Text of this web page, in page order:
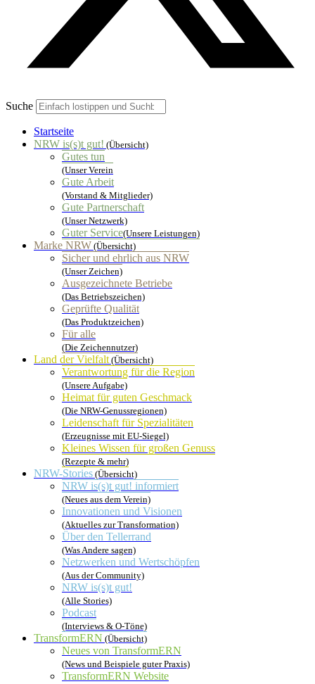
Suche
Startseite
NRW is(s)t gut! (Übersicht)
Gutes tun
(Unser Verein
Gute Arbeit
(Vorstand & Mitglieder)
Gute Partnerschaft
(Unser Netzwerk)
Guter Service(Unsere Leistungen)
Marke NRW (Übersicht)
Sicher und ehrlich aus NRW
(Unser Zeichen)
Ausgezeichnete Betriebe
(Das Betriebszeichen)
Geprüfte Qualität
(Das Produktzeichen)
Für alle
(Die Zeichennutzer)
Land der Vielfalt(Übersicht)
Verantwortung für die Region
(Unsere Aufgabe)
Heimat für guten Geschmack
(Die NRW-Genussregionen)
Leidenschaft für Spezialitäten
(Erzeugnisse mit EU-Siegel)
Kleines Wissen für großen Genuss
(Rezepte & mehr)
NRW-Stories (Übersicht)
NRW is(s)t gut! informiert
(Neues aus dem Verein)
Innovationen und Visionen
(Aktuelles zur Transformation)
Über den Tellerrand
(Was Andere sagen)
Netzwerken und Wertschöpfen
(Aus der Community)
NRW is(s)t gut!
(Alle Stories)
Podcast
(Interviews & O-Töne)
TransformERN (Übersicht)
Neues von TransformERN
(News und Beispiele guter Praxis)
TransformERN Website